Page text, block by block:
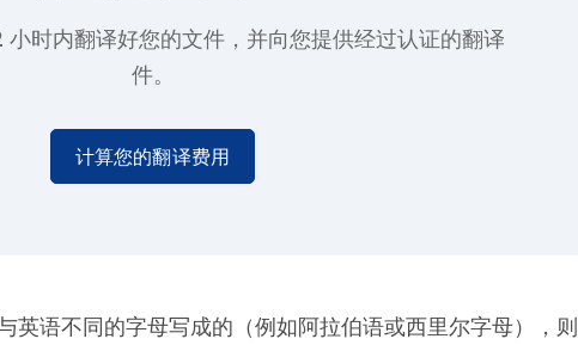
小时内翻译好您的文件，并向您提供经过认证的翻译
件。
计算您的翻译费用
英语不同的字母写成的（例如阿拉伯语或西里尔字母），则